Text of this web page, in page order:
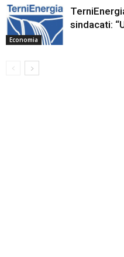
Economia
sindacati: